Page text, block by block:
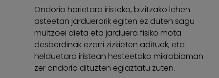
Ondorio horietara iristeko, bizitzako lehen
asteetan jarduerarik egiten ez duten sagu
multzoei dieta eta jarduera fisiko mota
desberdinak ezarri zizkieten adituek, eta
helduetara iristean hesteetako mikrobioman
zer ondorio dituzten egiaztatu zuten.